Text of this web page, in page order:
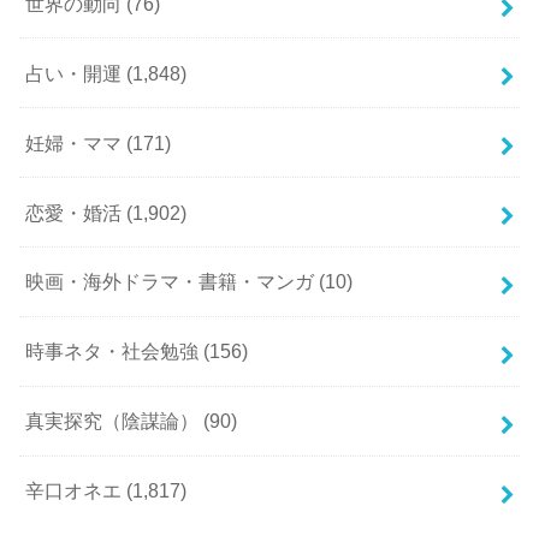
占い・開運 (1,848)
妊婦・ママ (171)
恋愛・婚活 (1,902)
映画・海外ドラマ・書籍・マンガ (10)
時事ネタ・社会勉強 (156)
真実探究（陰謀論） (90)
辛口オネエ (1,817)